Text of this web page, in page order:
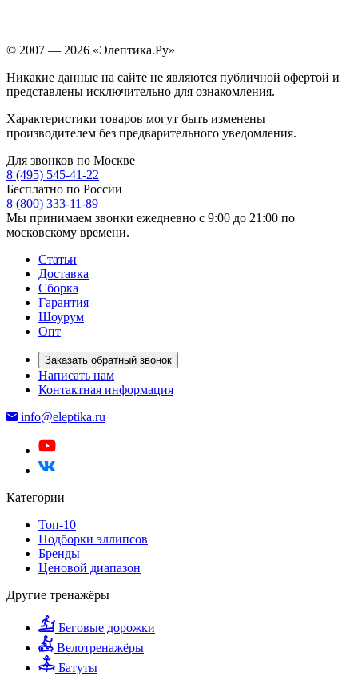
© 2007 — 2026 «Элептика.Ру»
Никакие данные на сайте не являются публичной офертой и
представлены исключительно для ознакомления.
Характеристики товаров могут быть изменены
производителем без предварительного уведомления.
Для звонков по Москве
8 (495) 545-41-22
Бесплатно по России
8 (800) 333-11-89
Мы принимаем звонки ежедневно с 9:00 до 21:00 по
московскому времени.
Статьи
Доставка
Сборка
Гарантия
Шоурум
Опт
Заказать обратный звонок
Написать нам
Контактная информация
info@eleptika.ru
Категории
Топ-10
Подборки эллипсов
Бренды
Ценовой диапазон
Другие тренажёры
Беговые дорожки
Велотренажёры
Батуты